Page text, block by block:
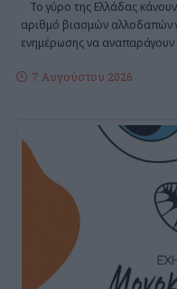
Το γύρο της Ελλάδας κάνουν
αριθμό βιασμών αλλοδαπών
ενημέρωσης να αναπαράγουν
7 Αυγούστου 2026